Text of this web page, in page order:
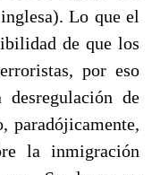
Lo que el
de que los
por eso
de
paradójicamente,
la inmigración